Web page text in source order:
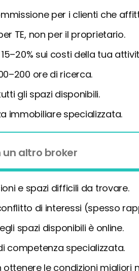
per i clienti che
TE, non per il proprietario.
sui costi della tua
ore di ricerca.
gli spazi disponibili.
immobiliare specializzata.
un altro broker
e spazi difficili da trovare.
di interessi (spesso
spazi disponibili è online.
competenza specializzata.
ottenere le condizioni migliori